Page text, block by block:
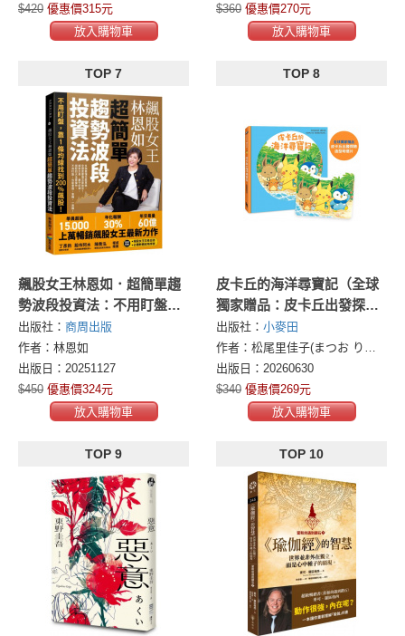
$420 優惠價315元
放入購物車
$360 優惠價270元
放入購物車
TOP 7
飆股女王林恩如．超簡單趨
勢波段投資法：不用盯盤，
靠1條均線找到200％飆股！
出版社： 商周出版
作者：林恩如
出版日：20251127
$450 優惠價324元
放入購物車
TOP 8
皮卡丘的海洋尋寶記（全球
獨家贈品：皮卡丘出發探險
造型明信片）
出版社： 小麥田
作者：松尾里佳子(まつお りかこ)
出版日：20260630
$340 優惠價269元
放入購物車
TOP 9 TOP 10